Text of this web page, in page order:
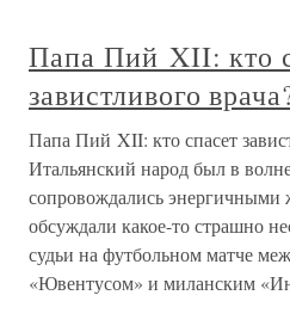
Папа Пий XII: кто
завистливого
Папа Пий XII: кто спасет
Итальянский народ был в
сопровождались энергичными
обсуждали какое-то страшно
судьи на футбольном матче
«Ювентусом» и миланским